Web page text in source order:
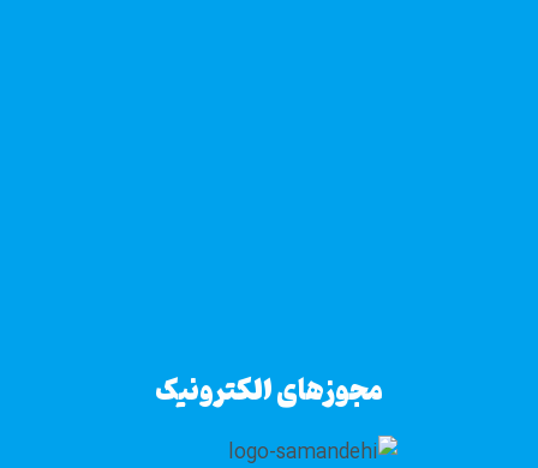
مجوزهای الکترونیک